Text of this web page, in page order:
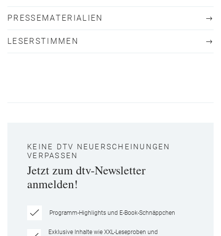
PRESSEMATERIALIEN
LESERSTIMMEN
KEINE DTV NEUERSCHEINUNGEN
VERPASSEN
Jetzt zum dtv-Newsletter
anmelden!
Programm-Highlights und E-Book-Schnäppchen
Exklusive Inhalte wie XXL-Leseproben und